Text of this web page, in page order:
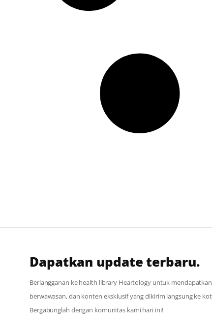
Dapatkan update terbaru.
Berlangganan ke health library Heartology untuk
berwawasan, dan konten eksklusif yang dikirim langsung ke
Bergabunglah dengan komunitas kami hari ini!